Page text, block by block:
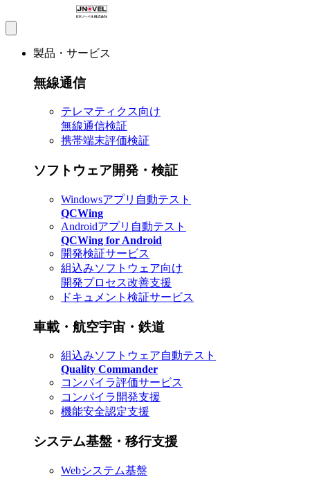
製品・サービス
無線通信
テレマティクス向け
無線通信検証
携帯端末評価検証
ソフトウェア開発・検証
Windowsアプリ自動テスト
QCWing
Androidアプリ自動テスト
QCWing for Android
開発検証サービス
組込みソフトウェア向け
開発プロセス改善支援
ドキュメント検証サービス
車載・航空宇宙・鉄道
組込みソフトウェア自動テスト
Quality Commander
コンパイラ評価サービス
コンパイラ開発支援
機能安全認定支援
システム基盤・移行支援
Webシステム基盤